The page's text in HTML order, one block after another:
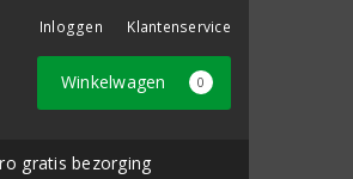
Inloggen Klantenservice
Winkelwagen 0
gratis bezorging